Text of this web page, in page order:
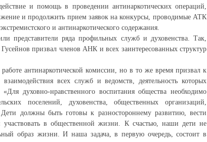
и помощь в проведении антинаркотических операций,
и продолжить прием заявок на конкурсы, проводимые АТК
и антинаркотического содержания.
представители ряда профильных служб и духовенства. Так,
призвал членов АНК и всех заинтересованных структур
антинаркотической комиссии, но в то же время призвал к
всех служб и ведомств, деятельность которых
духовно-нравственного воспитания общества необходимо
поселений, духовенства, общественных организаций,
должны быть готовы к разностороннему развитию, вести
в общественной жизни. К счастью, наши дети не
образ жизни. И наша задача, в первую очередь, состоит в